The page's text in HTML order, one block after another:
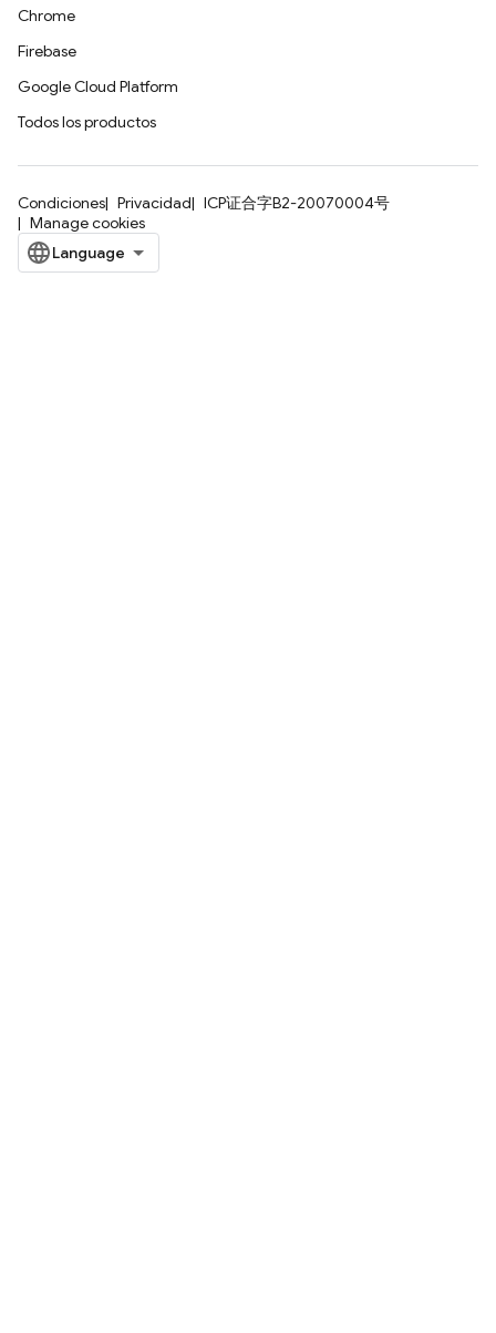
Chrome
Firebase
Google Cloud Platform
Todos los productos
Condiciones Privacidad
ICP证合字B2-20070004号
Manage cookies